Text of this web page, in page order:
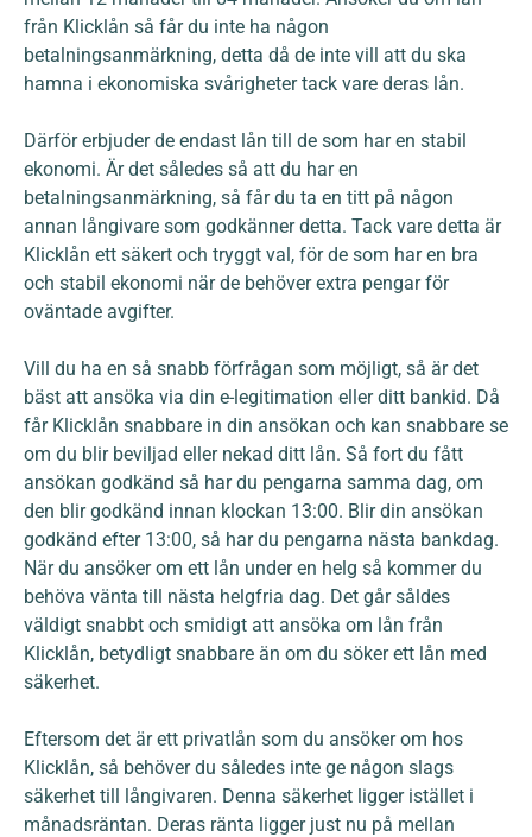
från Klicklån så får du inte ha någon
betalningsanmärkning, detta då de inte vill att du ska
hamna i ekonomiska svårigheter tack vare deras lån.
Därför erbjuder de endast lån till de som har en stabil
ekonomi. Är det således så att du har en
betalningsanmärkning, så får du ta en titt på någon
annan långivare som godkänner detta. Tack vare detta är
Klicklån ett säkert och tryggt val, för de som har en bra
och stabil ekonomi när de behöver extra pengar för
oväntade avgifter.
Vill du ha en så snabb förfrågan som möjligt, så är det
bäst att ansöka via din e-legitimation eller ditt bankid. Då
får Klicklån snabbare in din ansökan och kan snabbare se
om du blir beviljad eller nekad ditt lån. Så fort du fått
ansökan godkänd så har du pengarna samma dag, om
den blir godkänd innan klockan 13:00. Blir din ansökan
godkänd efter 13:00, så har du pengarna nästa bankdag.
När du ansöker om ett lån under en helg så kommer du
behöva vänta till nästa helgfria dag. Det går såldes
väldigt snabbt och smidigt att ansöka om lån från
Klicklån, betydligt snabbare än om du söker ett lån med
säkerhet.
Eftersom det är ett privatlån som du ansöker om hos
Klicklån, så behöver du således inte ge någon slags
säkerhet till långivaren. Denna säkerhet ligger istället i
månadsräntan. Deras ränta ligger just nu på mellan